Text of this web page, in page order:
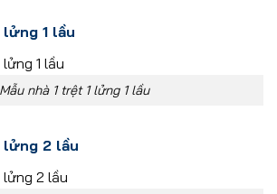
lửng 1 lầu
Mẫu nhà 1 trệt 1 lửng 1 lầu
lửng 2 lầu